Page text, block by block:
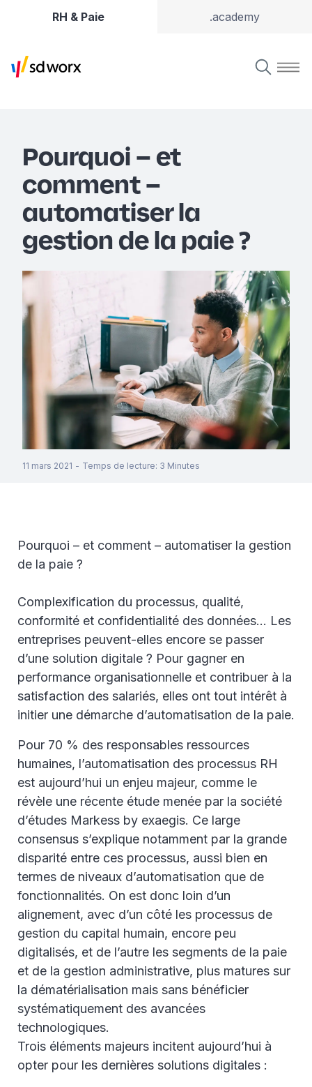
RH & Paie .academy
Pourquoi – et
comment –
automatiser la
gestion de la paie ?
11 mars 2021 - Temps de lecture: 3 Minutes
Pourquoi – et comment – automatiser la gestion
de la paie ?
Complexification du processus, qualité,
conformité et confidentialité des données… Les
entreprises peuvent-elles encore se passer
d’une solution digitale ? Pour gagner en
performance organisationnelle et contribuer à la
satisfaction des salariés, elles ont tout intérêt à
initier une démarche d’automatisation de la paie.
Pour 70 % des responsables ressources
humaines, l’automatisation des processus RH
est aujourd’hui un enjeu majeur, comme le
révèle une récente étude menée par la société
d’études Markess by exaegis. Ce large
consensus s’explique notamment par la grande
disparité entre ces processus, aussi bien en
termes de niveaux d’automatisation que de
fonctionnalités. On est donc loin d’un
alignement, avec d’un côté les processus de
gestion du capital humain, encore peu
digitalisés, et de l’autre les segments de la paie
et de la gestion administrative, plus matures sur
la dématérialisation mais sans bénéficier
systématiquement des avancées
technologiques.
Trois éléments majeurs incitent aujourd’hui à
opter pour les dernières solutions digitales :